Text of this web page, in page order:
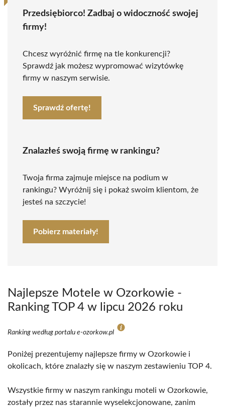
Przedsiębiorco! Zadbaj o widoczność swojej
firmy!
Chcesz wyróżnić firmę na tle konkurencji?
Sprawdź jak możesz wypromować wizytówkę
firmy w naszym serwisie.
Sprawdź ofertę!
Znalazłeś swoją firmę w rankingu?
Twoja firma zajmuje miejsce na podium w
rankingu? Wyróżnij się i pokaż swoim klientom, że
jesteś na szczycie!
Pobierz materiały!
Najlepsze Motele w Ozorkowie -
Ranking TOP 4 w lipcu 2026 roku
Ranking według portalu e-ozorkow.pl
Poniżej prezentujemy najlepsze firmy w Ozorkowie i
okolicach, które znalazły się w naszym zestawieniu TOP 4.
Wszystkie firmy w naszym rankingu moteli w Ozorkowie,
zostały przez nas starannie wyselekcjonowane, zanim